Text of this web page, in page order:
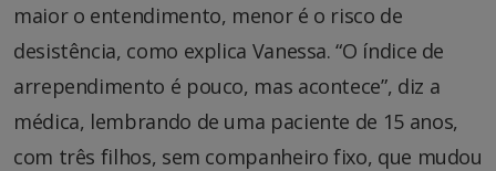
maior o entendimento, menor é o risco de
desistência, como explica Vanessa. “O índice de
arrependimento é pouco, mas acontece”, diz a
médica, lembrando de uma paciente de 15 anos,
com três filhos, sem companheiro fixo, que mudou